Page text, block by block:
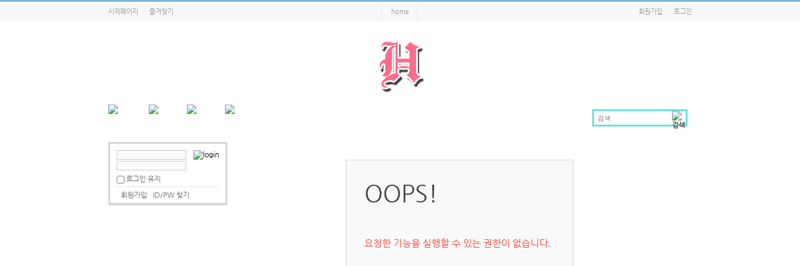
시작페이지 즐겨찾기 home 회원가입 로그인
OOPS!
요청한 기능을 실행할 수 있는 권한이 없습니다.
로그인 유지
회원가입
ID/PW 찾기